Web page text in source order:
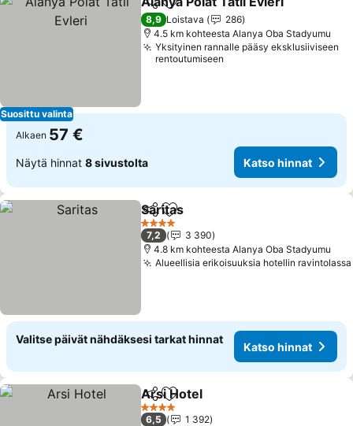
Suosittu valinta
Jaa Lisää suosikkeihin
8,9 Loistava
286
4.5 km kohteesta Alanya Oba Stadyumu
Yksityinen rannalle pääsy eksklusiiviseen
rentoutumiseen
Alkaen 57 €
Näytä hinnat 8 sivustolta Katso hinnat
Jaa Lisää suosikkeihin
Saritas
4 Tähtiluokitus
7,2
3 390
4.8 km kohteesta Alanya Oba Stadyumu
Alueellisia erikoisuuksia hotellin ravintolassa
Valitse päivät nähdäksesi tarkat hinnat
Katso hinnat
Jaa Lisää suosikkeihin
Arsi Hotel
4 Tähtiluokitus
6,5
1 392